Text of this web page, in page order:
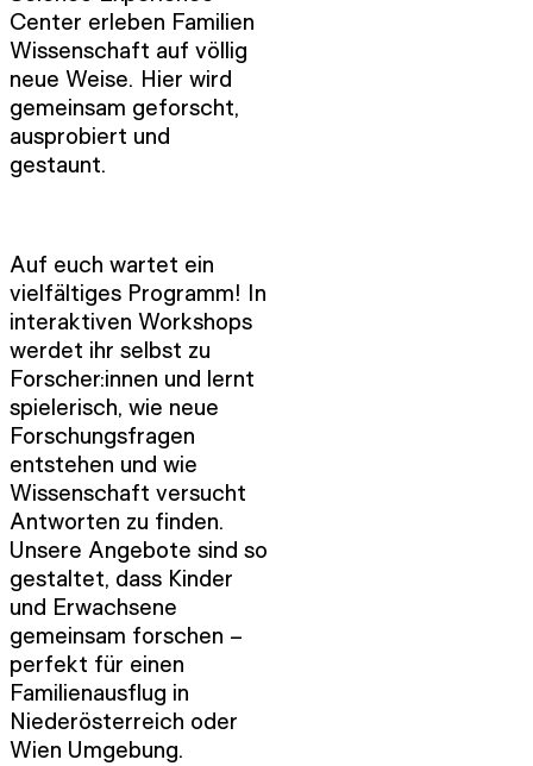
Center erleben Familien
Wissenschaft auf völlig
neue Weise. Hier wird
gemeinsam geforscht,
ausprobiert und
gestaunt.
Auf euch wartet ein
vielfältiges Programm! In
interaktiven Workshops
werdet ihr selbst zu
Forscher:innen und lernt
spielerisch, wie neue
Forschungsfragen
entstehen und wie
Wissenschaft versucht
Antworten zu finden.
Unsere Angebote sind so
gestaltet, dass Kinder
und Erwachsene
gemeinsam forschen –
perfekt für einen
Familienausflug in
Niederösterreich oder
Wien Umgebung.